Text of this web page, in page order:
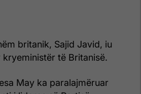
britanik, Sajid Javid, iu
të Britanisë.
May ka paralajmëruar